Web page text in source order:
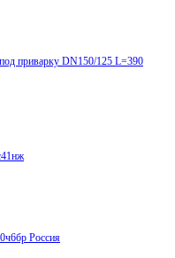
приварку DN150/125 L=390
Россия